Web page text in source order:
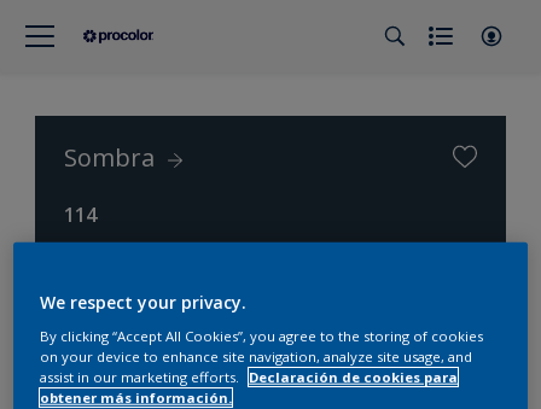
Sombra
114
Procolor Selección (Procolor Interior)
We respect your privacy.
By clicking “Accept All Cookies”, you agree to the storing of cookies
on your device to enhance site navigation, analyze site usage, and
assist in our marketing efforts.
Declaración de cookies para
obtener más información.